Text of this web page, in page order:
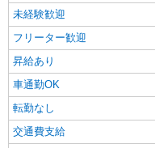
未経験歓迎
フリーター歓迎
昇給あり
車通勤OK
転勤なし
交通費支給